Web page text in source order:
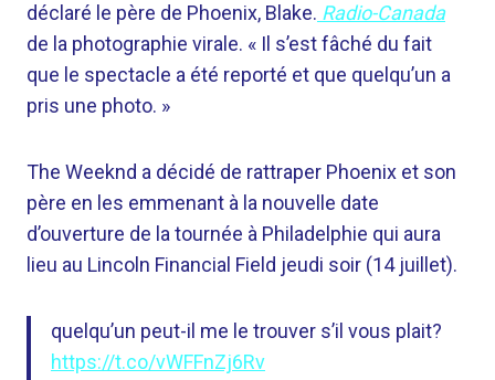
déclaré le père de Phoenix, Blake. Radio-Canada
de la photographie virale. « Il s’est fâché du fait
que le spectacle a été reporté et que quelqu’un a
pris une photo. »
The Weeknd a décidé de rattraper Phoenix et son
père en les emmenant à la nouvelle date
d’ouverture de la tournée à Philadelphie qui aura
lieu au Lincoln Financial Field jeudi soir (14 juillet).
quelqu’un peut-il me le trouver s’il vous plait?
https://t.co/vWFFnZj6Rv